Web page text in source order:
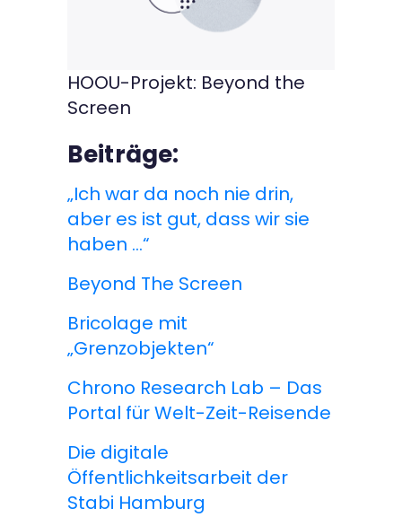
HOOU-Projekt: Beyond the
Screen
Beiträge:
„Ich war da noch nie drin,
aber es ist gut, dass wir sie
haben …“
Beyond The Screen
Bricolage mit
„Grenzobjekten“
Chrono Research Lab – Das
Portal für Welt-Zeit-Reisende
Die digitale
Öffentlichkeitsarbeit der
Stabi Hamburg